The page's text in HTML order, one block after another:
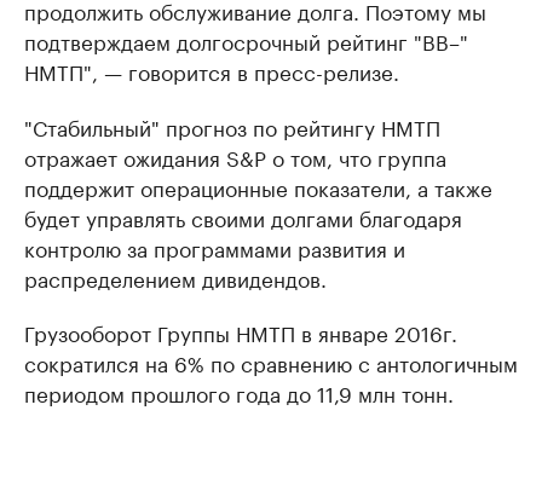
продолжить обслуживание долга. Поэтому мы
подтверждаем долгосрочный рейтинг "BB–"
НМТП", — говорится в пресс-релизе.
"Стабильный" прогноз по рейтингу НМТП
отражает ожидания S&P о том, что группа
поддержит операционные показатели, а также
будет управлять своими долгами благодаря
контролю за программами развития и
распределением дивидендов.
Грузооборот Группы НМТП в январе 2016г.
сократился на 6% по сравнению с антологичным
периодом прошлого года до 11,9 млн тонн.